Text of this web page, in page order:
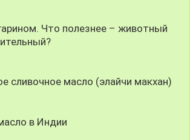
Что полезнее – животный
сливочное масло (элайчи макхан)
в Индии